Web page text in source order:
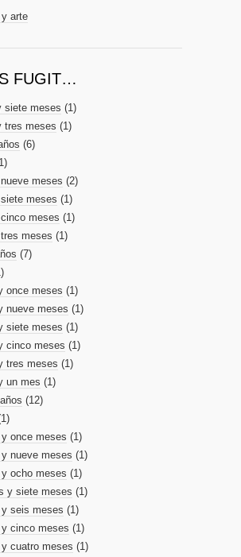
arte
FUGIT…
siete meses (1)
tres meses (1)
(6)
meses (2)
meses (1)
meses (1)
meses (1)
(7)
once meses (1)
nueve meses (1)
siete meses (1)
cinco meses (1)
tres meses (1)
un mes (1)
(12)
once meses (1)
nueve meses (1)
ocho meses (1)
y siete meses (1)
seis meses (1)
cinco meses (1)
cuatro meses (1)